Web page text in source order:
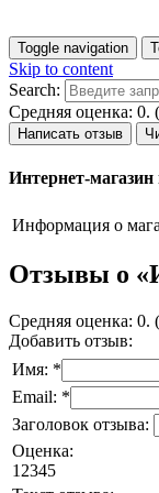
Toggle navigation
Skip to content
Search:
Средняя оценка: 0.
Написать отзыв
Интернет-
Информация о
Отзывы о
Средняя оценка: 0.
Добавить отзыв:
Имя: *
Email: *
Заголовок отзыва:
Оценка:
1 2345